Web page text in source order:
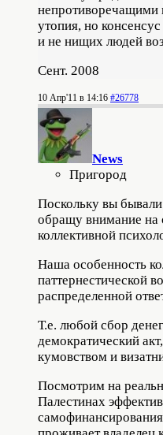
непротиворечащими
утопия, но
и не нищих людей
Сент. 2008
10 Апр'11 в 14:16 #26778
News
Пригород
Поскольку вы
обращу внимание на
коллективной
Наша особенность
паттернестической
распределенной
Т.е. любой сбор
демократический
кумовством и
Посмотрим на
Палестинах